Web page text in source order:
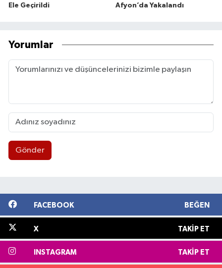
Ele Geçirildi
Afyon’da Yakalandı
Yorumlar
Gönder
FACEBOOK BEĞEN
X TAKIP ET
INSTAGRAM TAKIP ET